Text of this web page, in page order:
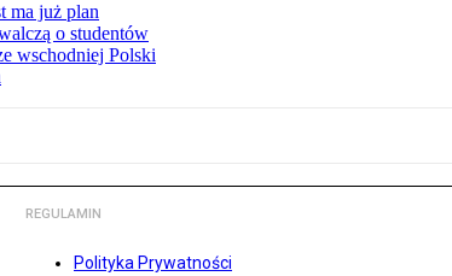
ma już plan
o studentów
wschodniej Polski
REGULAMIN
Polityka Prywatności